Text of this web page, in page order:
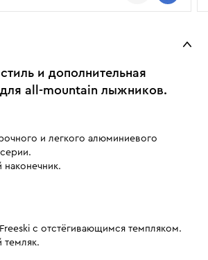
и дополнительная
для all-mountain лыжников.
и легкого алюминиевого
наконечник.
Freeski с отстёгивающимся темпляком.
темляк.